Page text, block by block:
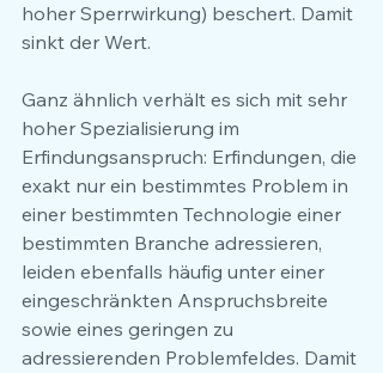
hoher Sperrwirkung) beschert. Damit
sinkt der Wert.
Ganz ähnlich verhält es sich mit sehr
hoher Spezialisierung im
Erfindungsanspruch: Erfindungen, die
exakt nur ein bestimmtes Problem in
einer bestimmten Technologie einer
bestimmten Branche adressieren,
leiden ebenfalls häufig unter einer
eingeschränkten Anspruchsbreite
sowie eines geringen zu
adressierenden Problemfeldes. Damit